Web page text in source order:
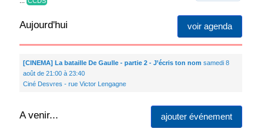
voir agenda
Aujourd'hui
[CINEMA] La bataille De Gaulle - partie 2 - J’écris ton nom samedi 8
août de 21:00 à 23:40
Ciné Desvres - rue Victor Lengagne
A venir... ajouter événement